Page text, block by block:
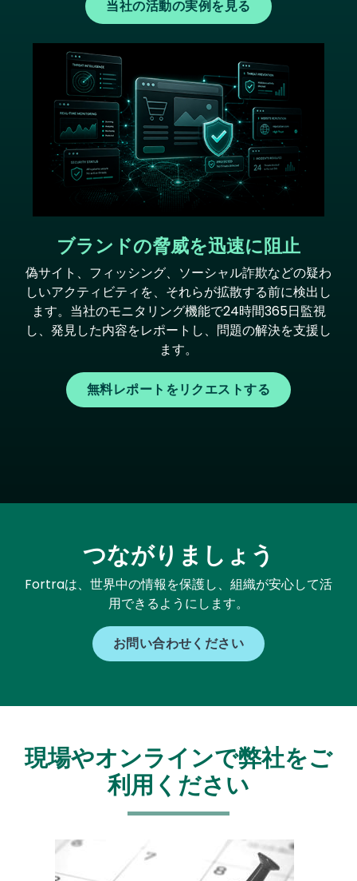
当社の活動の実例を見る
ブランドの脅威を迅速に阻止
偽サイト、フィッシング、ソーシャル詐欺などの疑わ
しいアクティビティを、それらが拡散する前に検出し
ます。当社のモニタリング機能で24時間365日監視
し、発見した内容をレポートし、問題の解決を支援し
ます。
無料レポートをリクエストする
つながりましょう
Fortraは、世界中の情報を保護し、組織が安心して活
用できるようにします。
お問い合わせください
現場やオンラインで弊社をご
利用ください